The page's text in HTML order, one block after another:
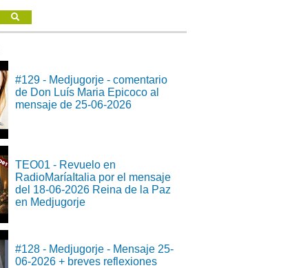
#129 - Medjugorje - comentario
de Don Luís Maria Epicoco al
mensaje de 25-06-2026
TEO01 - Revuelo en
RadioMaríaItalia por el mensaje
del 18-06-2026 Reina de la Paz
en Medjugorje
#128 - Medjugorje - Mensaje 25-
06-2026 + breves reflexiones